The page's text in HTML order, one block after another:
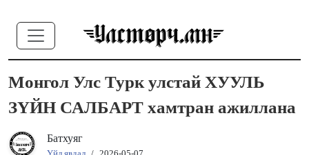
Монгол Улс Турк улстай ХУУЛЬ
ЗҮЙН САЛБАРТ хамтран ажиллана
Батхуяг